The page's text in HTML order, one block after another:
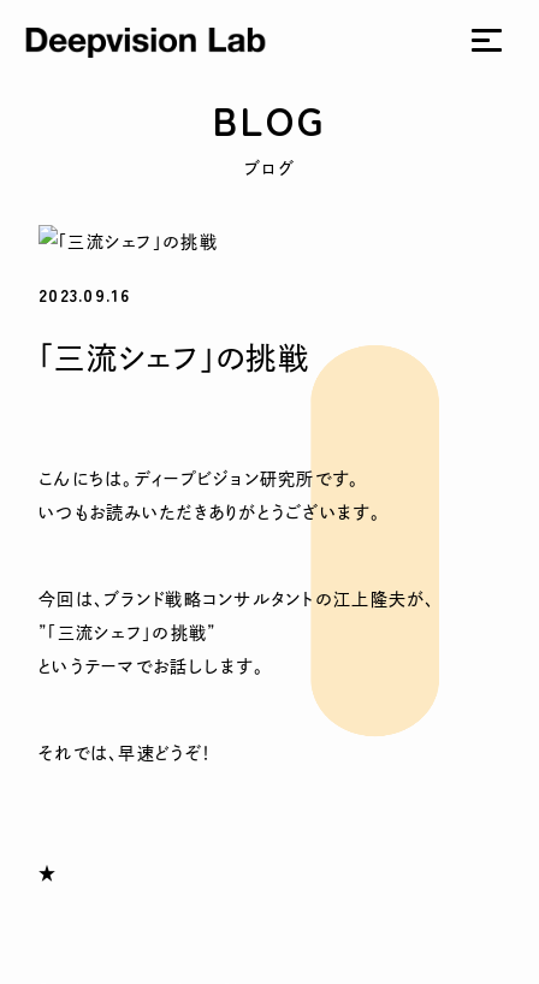
BLOG
ブログ
2023.09.16
「三流シェフ」の挑戦
こんにちは。ディープビジョン研究所です。
いつもお読みいただきありがとうございます。
今回は、ブランド戦略コンサルタントの江上隆夫が、
”「三流シェフ」の挑戦”
というテーマでお話しします。
それでは、早速どうぞ！
★